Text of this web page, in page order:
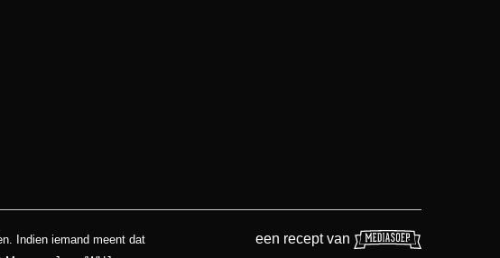
Indien iemand meent dat
een recept van